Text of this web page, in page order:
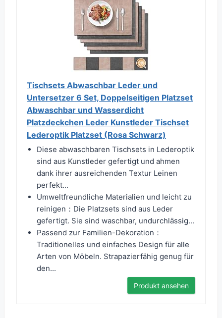
Tischsets Abwaschbar Leder und
Untersetzer 6 Set, Doppelseitigen Platzset
Abwaschbar und Wasserdicht
Platzdeckchen Leder Kunstleder Tischset
Lederoptik Platzset (Rosa Schwarz)
Diese abwaschbaren Tischsets in Lederoptik
sind aus Kunstleder gefertigt und ahmen
dank ihrer ausreichenden Textur Leinen
perfekt...
Umweltfreundliche Materialien und leicht zu
reinigen：Die Platzsets sind aus Leder
gefertigt. Sie sind waschbar, undurchlässig...
Passend zur Familien-Dekoration：
Traditionelles und einfaches Design für alle
Arten von Möbeln. Strapazierfähig genug für
den...
Produkt ansehen